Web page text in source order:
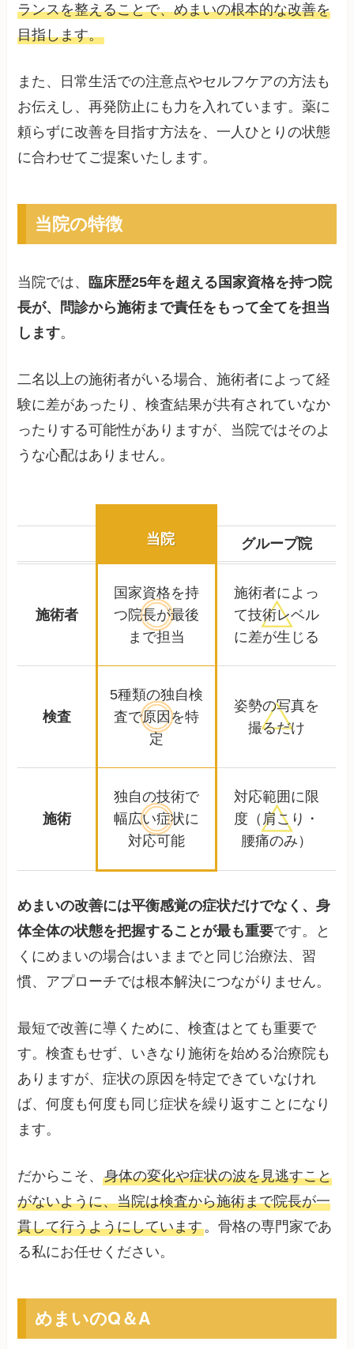
ランスを整えることで、めまいの根本的な改善を
目指します。
また、日常生活での注意点やセルフケアの方法も
お伝えし、再発防止にも力を入れています。薬に
頼らずに改善を目指す方法を、一人ひとりの状態
に合わせてご提案いたします。
当院の特徴
当院では、 臨床歴25年を超える国家資格を持つ院
長が、問診から施術まで責任をもって全てを担当
します。
二名以上の施術者がいる場合、施術者によって経
験に差があったり、検査結果が共有されていなか
ったりする可能性がありますが、当院ではそのよ
うな心配はありません。
当院 グループ院
施術者
国家資格を持
つ院長が最後
まで担当
施術者によっ
て技術レベル
に差が生じる
検査
5種類の独自検
査で原因を特
定
姿勢の写真を
撮るだけ
施術
独自の技術で
幅広い症状に
対応可能
対応範囲に限
度 （肩こり・
腰痛のみ）
めまいの改善には平衡感覚の症状だけでなく、身
体全体の状態を把握することが最も重要です。と
くにめまいの場合はいままでと同じ治療法、習
慣、アプローチでは根本解決につながりません。
最短で改善に導くために、検査はとても重要で
す。検査もせず、いきなり施術を始める治療院も
ありますが、症状の原因を特定できていなけれ
ば、何度も何度も同じ症状を繰り返すことになり
ます。
だからこそ、身体の変化や症状の波を見逃すこと
がないように、当院は検査から施術まで院長が一
貫して行うようにしています。骨格の専門家であ
る私にお任せください。
めまいのQ＆A